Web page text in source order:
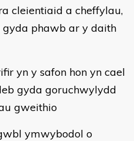
cleientiaid a cheffylau,
phawb ar y daith
yn y safon hon yn cael
gyda goruchwylydd
gweithio
ymwybodol o